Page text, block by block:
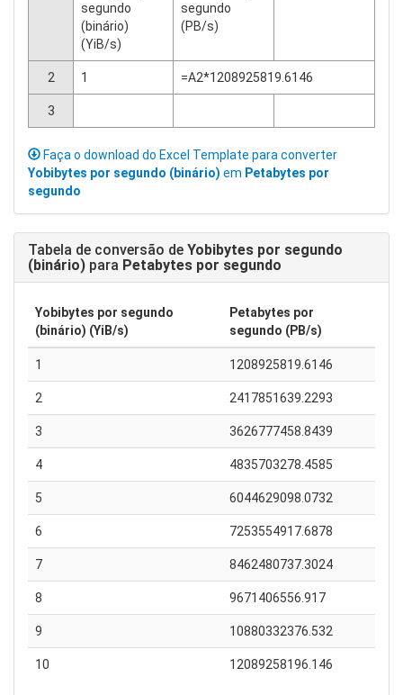
segundo
(binário)
(YiB/s)
segundo
(PB/s)
2 1 =A2*1208925819.6146
3
Faça o download do Excel Template para converter
Yobibytes por segundo (binário) em Petabytes por
segundo
Tabela de conversão de Yobibytes por segundo
(binário) para Petabytes por segundo
Yobibytes por segundo
(binário) (YiB/s)
Petabytes por
segundo (PB/s)
1 1208925819.6146
2 2417851639.2293
3 3626777458.8439
4 4835703278.4585
5 6044629098.0732
6 7253554917.6878
7 8462480737.3024
8 9671406556.917
9 10880332376.532
10 12089258196.146